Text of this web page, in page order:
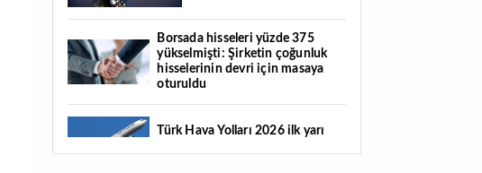
09:43 Küresel piyasalarda yön arayışı: Zayıf
09:41 Altın fiyatları 7 haftanın zirvesinde! Gram,
çeyrek, yarım ve tam altın ne kadar? 6 Ağustos
09:33 Dolar ve euro bugün ne kadar? İşte 6
Ağustos 2026 güncel döviz kurları
Borsada hisseleri yüzde 375
yükselmişti: Şirketin çoğunluk
hisselerinin devri için masaya
oturuldu
Türk Hava Yolları 2026 ilk yarı